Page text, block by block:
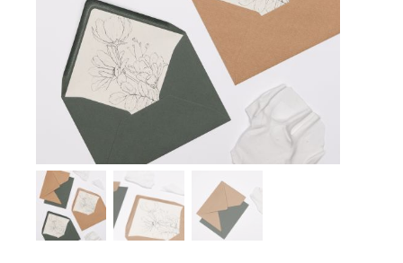
kontaktai
Instagram